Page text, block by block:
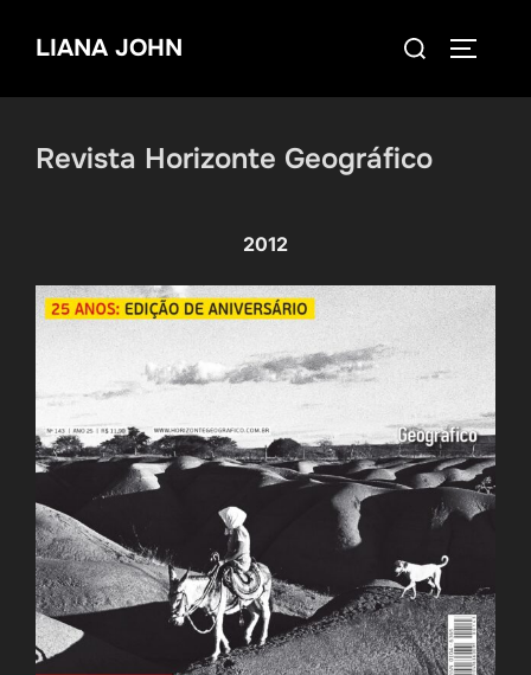
LIANA JOHN
Search
Revista Horizonte Geográfico
2012